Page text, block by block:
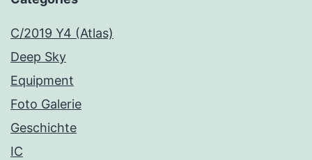
C/2019 Y4 (Atlas)
Deep Sky
Equipment
Foto Galerie
Geschichte
IC